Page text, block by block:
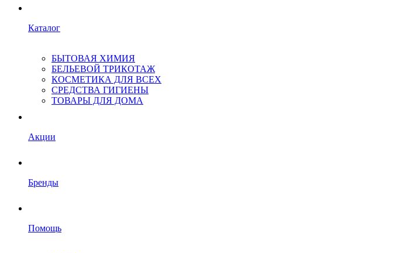
Каталог
БЫТОВАЯ ХИМИЯ
БЕЛЬЕВОЙ ТРИКОТАЖ
КОСМЕТИКА ДЛЯ ВСЕХ
СРЕДСТВА ГИГИЕНЫ
ТОВАРЫ ДЛЯ ДОМА
Акции
Бренды
Помощь